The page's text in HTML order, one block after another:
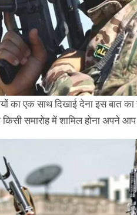
का एक साथ दिखाई देना इस बात
समारोह में शामिल होना अपने